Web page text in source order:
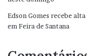
Edson Gomes recebe
em Feira de Santana